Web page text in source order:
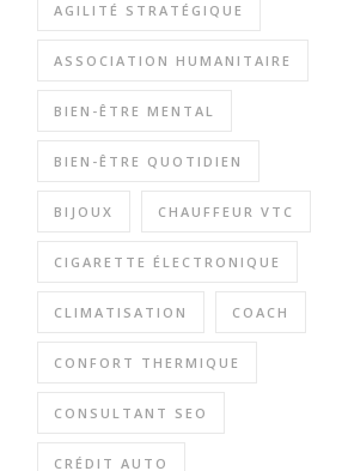
AGILITÉ STRATÉGIQUE
ASSOCIATION HUMANITAIRE
BIEN-ÊTRE MENTAL
BIEN-ÊTRE QUOTIDIEN
BIJOUX CHAUFFEUR VTC
CIGARETTE ÉLECTRONIQUE
CLIMATISATION COACH
CONFORT THERMIQUE
CONSULTANT SEO
CRÉDIT AUTO